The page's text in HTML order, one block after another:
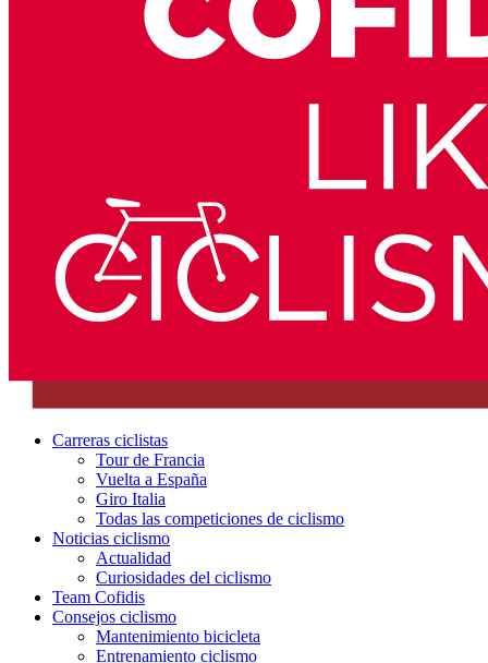
Carreras ciclistas
Tour de Francia
Vuelta a España
Giro Italia
Todas las competiciones de ciclismo
Noticias ciclismo
Actualidad
Curiosidades del ciclismo
Team Cofidis
Consejos ciclismo
Mantenimiento bicicleta
Entrenamiento ciclismo